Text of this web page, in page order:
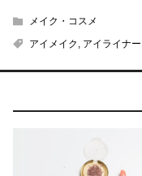
メイク・コスメ
アイメイク
アイライナー